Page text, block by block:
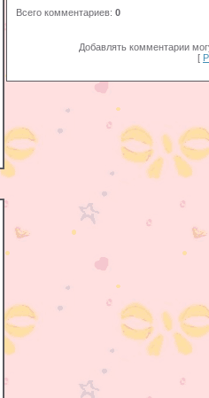
Всего комментариев: 0
Добавлять комментарии
[